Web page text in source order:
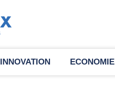
INNOVATION ECONOMIE